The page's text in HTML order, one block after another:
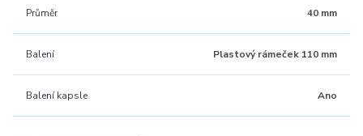
Průměr 40 mm
Balení Plastový rámeček 110 mm
Balení kapsle Ano